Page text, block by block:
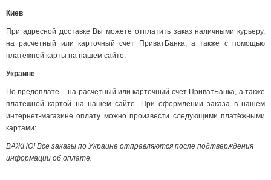
Киев
При адресной доставке Вы можете отплатить заказ наличными курьеру,
на расчетный или карточный счет ПриватБанка, а также с помощью
платёжной карты на нашем сайте.
Украине
По предоплате – на расчетный или карточный счет ПриватБанка, а также
платёжной картой на нашем сайте. При оформлении заказа в нашем
интернет-магазине оплату можно произвести следующими платёжными
картами:
ВАЖНО! Все заказы по Украине отправляются после подтверждения
информации об оплате.